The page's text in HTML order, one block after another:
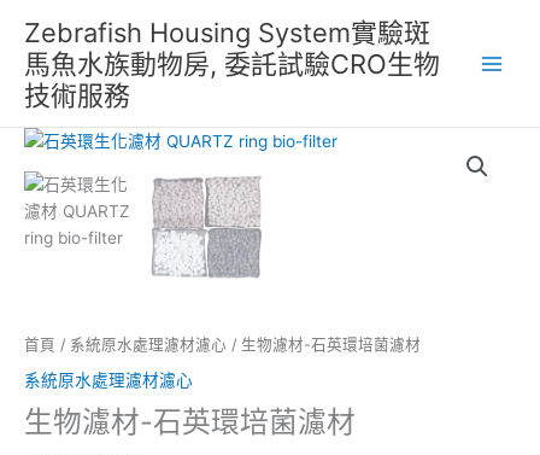
Zebrafish Housing System實驗斑
馬魚水族動物房, 委託試驗CRO生物
技術服務
首頁 / 系統原水處理濾材濾心 / 生物濾材-石英環培菌濾材
系統原水處理濾材濾心
生物濾材-石英環培菌濾材